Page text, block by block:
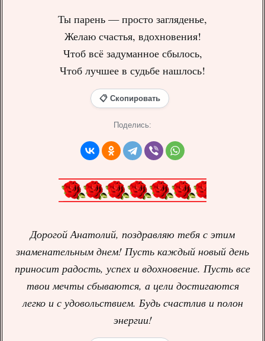
Ты парень — просто загляденье,
Желаю счастья, вдохновения!
Чтоб всё задуманное сбылось,
Чтоб лучшее в судьбе нашлось!
📋 Скопировать
Поделись:
Дорогой Анатолий, поздравляю тебя с этим
знаменательным днем! Пусть каждый новый день
приносит радость, успех и вдохновение. Пусть все
твои мечты сбываются, а цели достигаются
легко и с удовольствием. Будь счастлив и полон
энергии!